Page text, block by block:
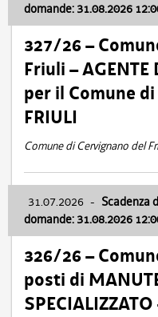
domande: 31.08.2026
327/26 –
Friuli – AGENTE
per il Comune di
FRIULI
Comune di Cervignano del
31.07.2026 - Scadenza
domande: 31.08.2026
326/26 –
posti di